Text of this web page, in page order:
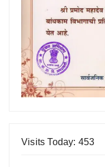
Visits Today: 453